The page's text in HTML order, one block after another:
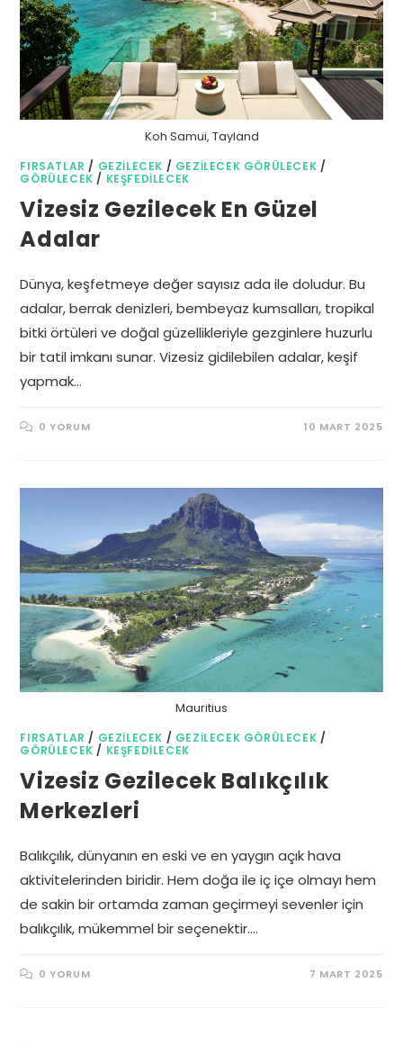
Koh Samui, Tayland
FIRSATLAR / GEZILECEK / GEZILECEK GÖRÜLECEK /
GÖRÜLECEK / KEŞFEDILECEK
Vizesiz Gezilecek En Güzel
Adalar
Dünya, keşfetmeye değer sayısız ada ile doludur. Bu
adalar, berrak denizleri, bembeyaz kumsalları, tropikal
bitki örtüleri ve doğal güzellikleriyle gezginlere huzurlu
bir tatil imkanı sunar. Vizesiz gidilebilen adalar, keşif
yapmak…
0 YORUM 10 MART 2025
Mauritius
FIRSATLAR / GEZILECEK / GEZILECEK GÖRÜLECEK /
GÖRÜLECEK / KEŞFEDILECEK
Vizesiz Gezilecek Balıkçılık
Merkezleri
Balıkçılık, dünyanın en eski ve en yaygın açık hava
aktivitelerinden biridir. Hem doğa ile iç içe olmayı hem
de sakin bir ortamda zaman geçirmeyi sevenler için
balıkçılık, mükemmel bir seçenektir.…
0 YORUM 7 MART 2025